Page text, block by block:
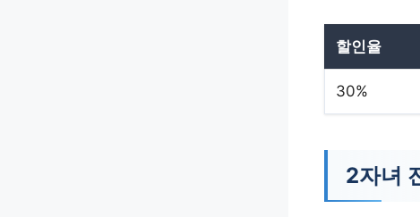
할인율
30%
2자녀